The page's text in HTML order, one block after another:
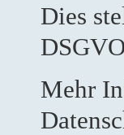
Dies
Mehr